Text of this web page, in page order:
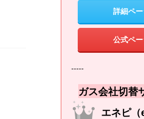
詳細ペ
公式ペ
-----
ガス会社切替
エネピ（